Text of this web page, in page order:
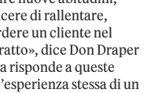
di rallentare,
un cliente nel
dice Don Draper
risponde a queste
stessa di un